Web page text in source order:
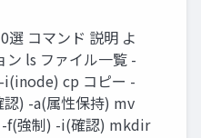
選 コマンド 説明 よ
ン ls ファイル一覧 -
i(inode) cp コピー -
) -a(属性保持) mv
f(強制) -i(確認) mkdir